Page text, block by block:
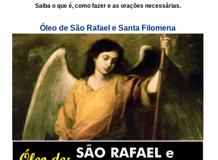
Saiba o que é, como fazer e as orações necessárias.
Óleo de São Rafael e Santa Filomena